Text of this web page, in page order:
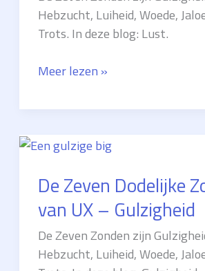
Hebzucht, Luiheid, Woede,
Trots. In deze blog: Lust.
De
Dodelijke
van
–
Meer lezen »
De Zeven Dodelijke
van UX – Gulzigheid
De Zeven Zonden zijn
Hebzucht, Luiheid, Woede,